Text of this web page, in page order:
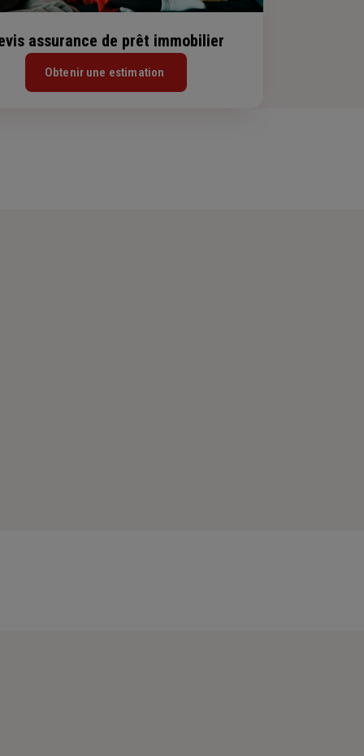
assurance de prêt immobilier
Obtenir une estimation